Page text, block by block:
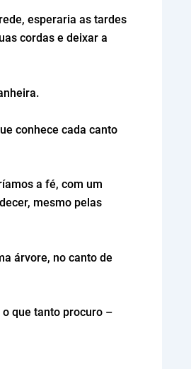
esperaria as tardes
cordas e deixar a
conhece cada canto
a fé, com um
mesmo pelas
árvore, no canto de
que tanto procuro –